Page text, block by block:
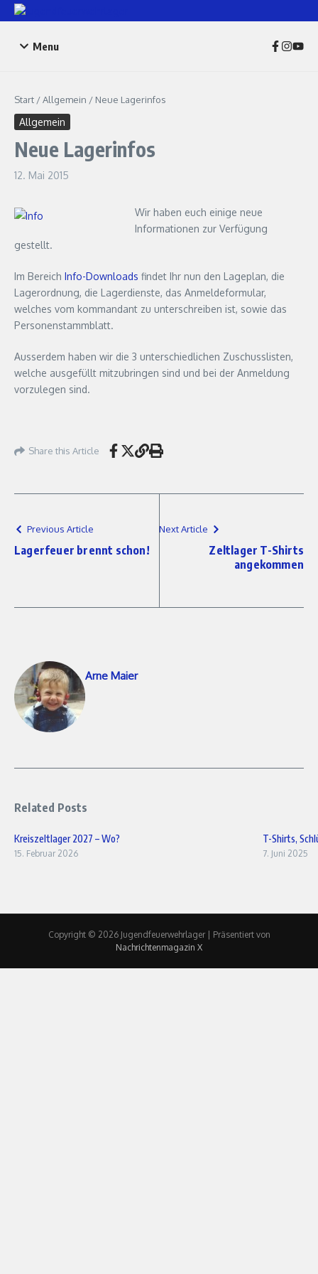
Zum Inhalt springen
Menu
Start /Allgemein / Neue Lagerinfos
Allgemein
Neue Lagerinfos
12. Mai 2015
Wir haben euch einige neue
Informationen zur Verfügung
gestellt.
Im Bereich Info-Downloads findet Ihr nun den Lageplan, die
Lagerordnung, die Lagerdienste, das Anmeldeformular,
welches vom kommandant zu unterschreiben ist, sowie das
Personenstammblatt.
Ausserdem haben wir die 3 unterschiedlichen Zuschusslisten,
welche ausgefüllt mitzubringen sind und bei der Anmeldung
vorzulegen sind.
Share this Article
Previous Article
Lagerfeuer brennt schon!
Next Article
Zeltlager T-Shirts
angekommen
Arne Maier
Related Posts
Kreiszeltlager 2027 – Wo?
15. Februar 2026
T-Shirts,
7. Juni 2025
Copyright © 2026 Jugendfeuerwehrlager | Präsentiert von
Nachrichtenmagazin X